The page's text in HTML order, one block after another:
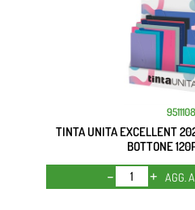
9511108
TINTA UNITA EXCELLENT
BOTTONE
AGG.